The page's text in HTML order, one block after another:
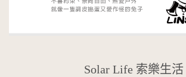
Solar Life 索樂生活